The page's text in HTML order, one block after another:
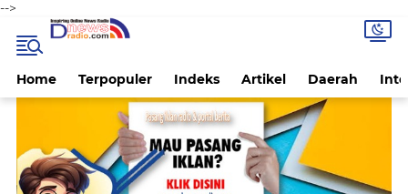
-->
Home Terpopuler Indeks Artikel Daerah